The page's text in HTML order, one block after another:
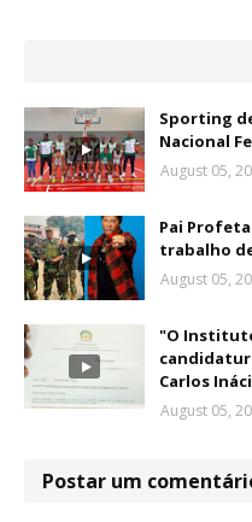
Sporting
Nacional
August 05,
Pai
trabalho
August 05,
"O
Carlos
August 05,
Postar um